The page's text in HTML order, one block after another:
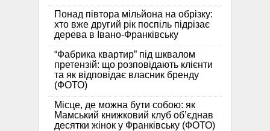
Понад півтора мільйона на обрізку:
хто вже другий рік поспіль підрізає
дерева в Івано-Франківську
“Фабрика квартир” під шквалом
претензій: що розповідають клієнти
та як відповідає власник бренду
(ФОТО)
Місце, де можна бути собою: як
Мамський книжковий клуб об’єднав
десятки жінок у Франківську (ФОТО)